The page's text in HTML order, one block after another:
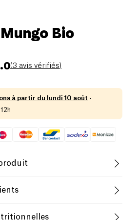
Bio
(3 avis vérifiés)
à partir du lundi 10 août ·
Pauvre en sel